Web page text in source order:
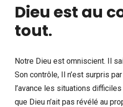
Dieu est au
tout.
Notre Dieu est omniscient. Il
Son contrôle, Il n’est surpris
l’avance les situations
que Dieu n’ait pas révélé au